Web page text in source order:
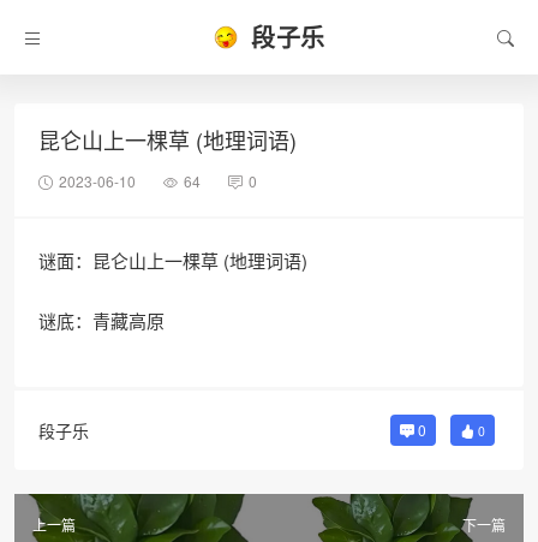
段子乐
昆仑山上一棵草 (地理词语)
2023-06-10 64 0
谜面：昆仑山上一棵草 (地理词语)
谜底：青藏高原
段子乐 0 0
上一篇
下一篇